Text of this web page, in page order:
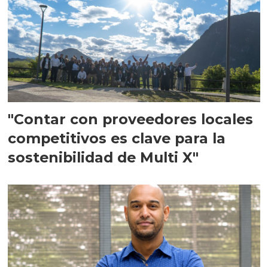
"Contar con proveedores locales
competitivos es clave para la
sostenibilidad de Multi X"